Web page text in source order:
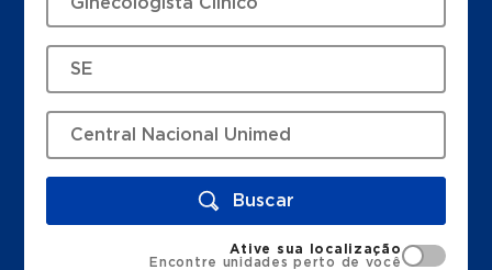
Buscar
Ative sua localização
Encontre unidades perto de você